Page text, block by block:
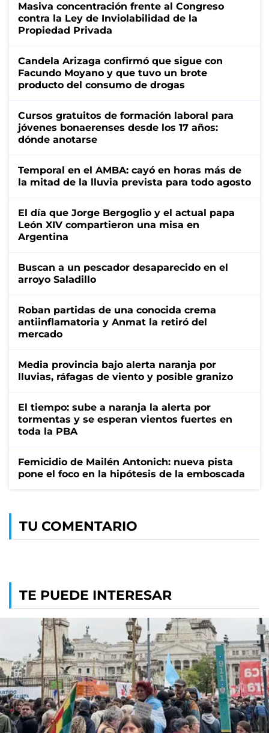
Masiva concentración frente al Congreso
contra la Ley de Inviolabilidad de la
Propiedad Privada
Candela Arizaga confirmó que sigue con
Facundo Moyano y que tuvo un brote
producto del consumo de drogas
Cursos gratuitos de formación laboral para
jóvenes bonaerenses desde los 17 años:
dónde anotarse
Temporal en el AMBA: cayó en horas más de
la mitad de la lluvia prevista para todo agosto
El día que Jorge Bergoglio y el actual papa
León XIV compartieron una misa en
Argentina
Buscan a un pescador desaparecido en el
arroyo Saladillo
Roban partidas de una conocida crema
antiinflamatoria y Anmat la retiró del
mercado
Media provincia bajo alerta naranja por
lluvias, ráfagas de viento y posible granizo
El tiempo: sube a naranja la alerta por
tormentas y se esperan vientos fuertes en
toda la PBA
Femicidio de Mailén Antonich: nueva pista
pone el foco en la hipótesis de la emboscada
TU COMENTARIO
TE PUEDE INTERESAR